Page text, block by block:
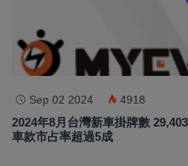
Sep 02 2024 4918
2024年8月台灣新車掛牌數
車款市占率超過5成